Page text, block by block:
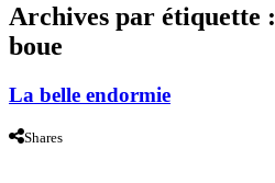
Archives par étiquette :
boue
La belle endormie
Shares